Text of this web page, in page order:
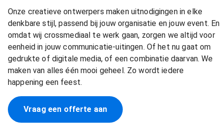
Onze creatieve ontwerpers maken uitnodigingen in elke
denkbare stijl, passend bij jouw organisatie en jouw event. En
omdat wij crossmediaal te werk gaan, zorgen we altijd voor
eenheid in jouw communicatie-uitingen. Of het nu gaat om
gedrukte of digitale media, of een combinatie daarvan. We
maken van alles één mooi geheel. Zo wordt iedere
happening een feest.
Vraag een offerte aan